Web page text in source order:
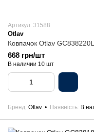
Артикул: 31588
Otlav
Ковпачок Otlav
668 грн/шт
В наличии 10 шт
Бренд Otlav Наявність В